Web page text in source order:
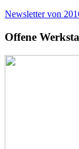
Newsletter von
Offene